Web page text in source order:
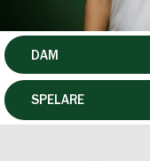
HERR
DAM
SPELARE